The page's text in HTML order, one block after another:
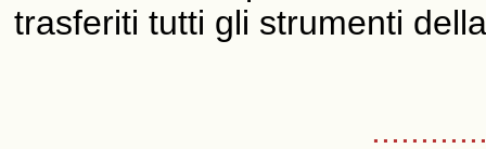
trasferiti tutti gli strumenti